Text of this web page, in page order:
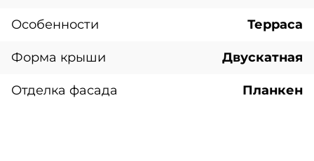
Особенности Терраса
Форма крыши Двускатная
Отделка фасада Планкен